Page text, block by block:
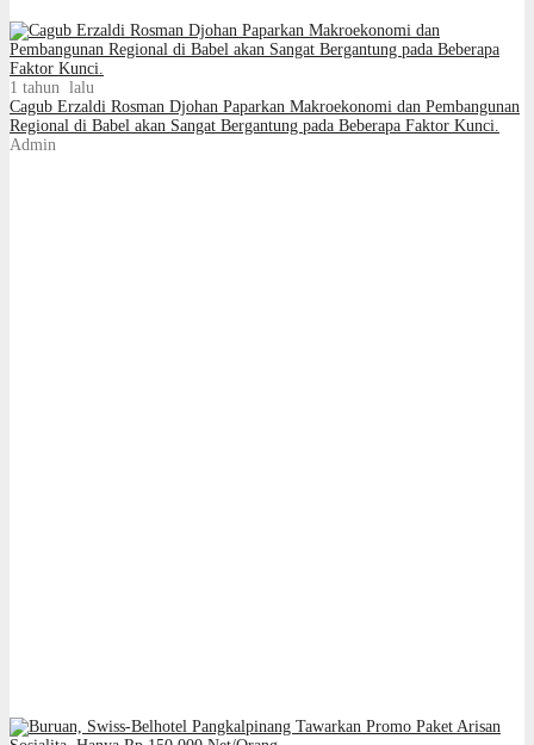
1 tahun lalu
Cagub Erzaldi Rosman Djohan Paparkan Makroekonomi dan Pembangunan
Regional di Babel akan Sangat Bergantung pada Beberapa Faktor Kunci.
Admin